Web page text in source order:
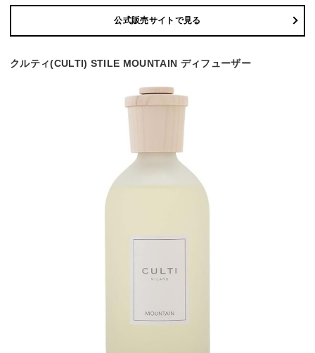
公式販売サイトで見る
クルティ(CULTI) STILE MOUNTAIN ディフューザー